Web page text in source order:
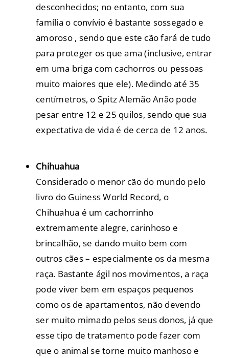
desconhecidos; no entanto, com sua
família o convívio é bastante sossegado e
amoroso , sendo que este cão fará de tudo
para proteger os que ama (inclusive, entrar
em uma briga com cachorros ou pessoas
muito maiores que ele). Medindo até 35
centímetros, o Spitz Alemão Anão pode
pesar entre 12 e 25 quilos, sendo que sua
expectativa de vida é de cerca de 12 anos.
Chihuahua
Considerado o menor cão do mundo pelo
livro do Guiness World Record, o
Chihuahua é um cachorrinho
extremamente alegre, carinhoso e
brincalhão, se dando muito bem com
outros cães – especialmente os da mesma
raça. Bastante ágil nos movimentos, a raça
pode viver bem em espaços pequenos
como os de apartamentos, não devendo
ser muito mimado pelos seus donos, já que
esse tipo de tratamento pode fazer com
que o animal se torne muito manhoso e